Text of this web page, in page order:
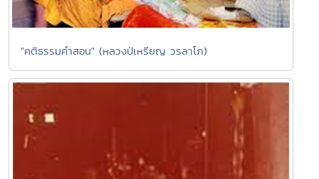
"คติธรรมคำสอน" (หลวงป่เหรียญ วรลาโภ)